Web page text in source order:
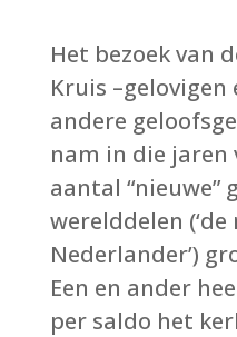
Het bezoek van
Kruis
andere
nam in die jaren
aantal “nieuwe”
werelddelen (‘de
Nederlander’)
Een en ander
per saldo het